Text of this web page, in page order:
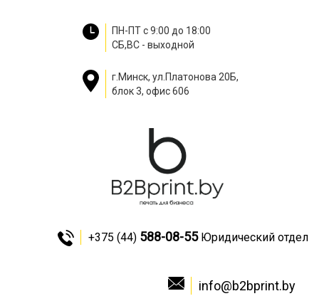
ПН-ПТ с 9:00 до 18:00
СБ,ВС - выходной
г.Минск, ул.Платонова 20Б,
блок 3, офис 606
+375 (44) 588-08-55Юридический отдел
info@b2bprint.by